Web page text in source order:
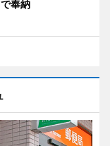
奉納